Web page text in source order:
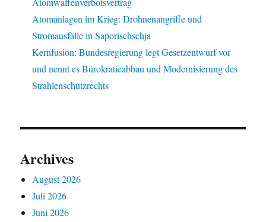
Atomanlagen im Krieg: Drohnenangriffe und
Stromausfälle in Saporischschja
Kernfusion: Bundesregierung legt Gesetzentwurf vor
und nennt es Bürokratieabbau und Modernisierung des
Strahlenschutzrechts
Archives
August 2026
Juli 2026
Juni 2026